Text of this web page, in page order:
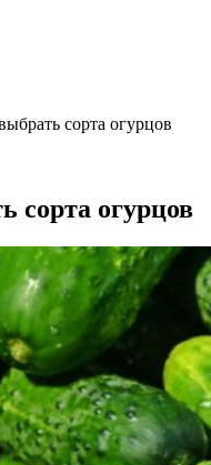
сорта огурцов
сорта огурцов